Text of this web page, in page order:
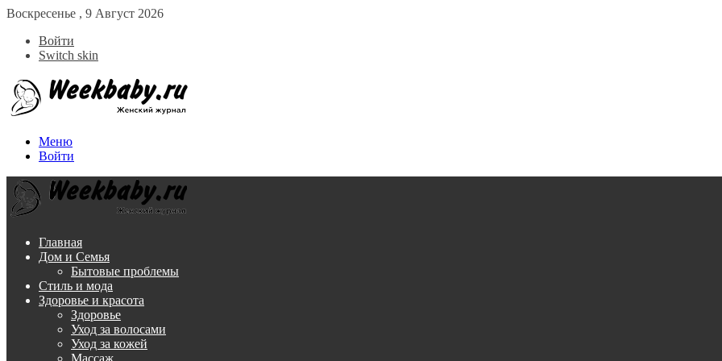
Воскресенье , 9 Август 2026
Войти
Switch skin
Меню
Войти
Главная
Дом и Семья
Бытовые проблемы
Стиль и мода
Здоровье и красота
Здоровье
Уход за волосами
Уход за кожей
Массаж